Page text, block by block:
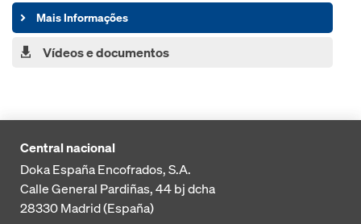
Mais Informações
Vídeos e documentos
Central nacional
Doka España Encofrados, S.A.
Calle General Pardiñas, 44 bj dcha
28330Madrid (España)